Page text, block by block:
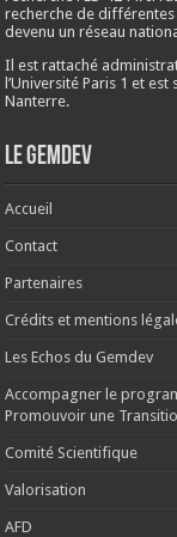
recherche de différentes
devenu un réseau
Il est rattaché
l’Université Paris 1 et est
Nanterre.
Le Gemdev
Accueil
Contact
Partenaires
Crédits et mentions
Les Echos du Gemdev
Accompagner le
Promouvoir une
Comité Scientifique
Valorisation
AFD